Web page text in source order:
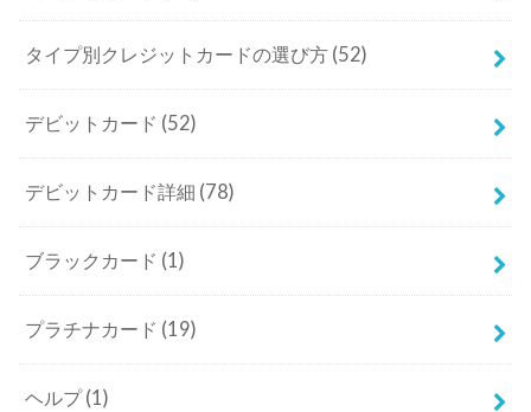
タイプ別クレジットカードの選び方 (52)
デビットカード (52)
デビットカード詳細 (78)
ブラックカード (1)
プラチナカード (19)
ヘルプ(1)